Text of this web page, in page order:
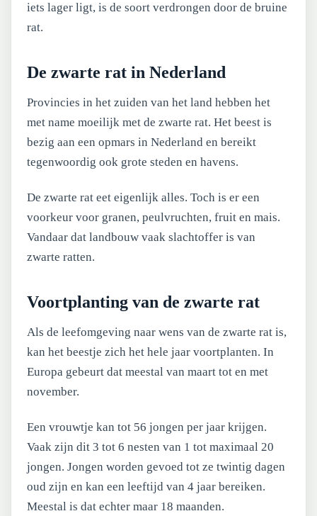
iets lager ligt, is de soort verdrongen door de bruine
rat.
De zwarte rat in Nederland
Provincies in het zuiden van het land hebben het
met name moeilijk met de zwarte rat. Het beest is
bezig aan een opmars in Nederland en bereikt
tegenwoordig ook grote steden en havens.
De zwarte rat eet eigenlijk alles. Toch is er een
voorkeur voor granen, peulvruchten, fruit en mais.
Vandaar dat landbouw vaak slachtoffer is van
zwarte ratten.
Voortplanting van de zwarte rat
Als de leefomgeving naar wens van de zwarte rat is,
kan het beestje zich het hele jaar voortplanten. In
Europa gebeurt dat meestal van maart tot en met
november.
Een vrouwtje kan tot 56 jongen per jaar krijgen.
Vaak zijn dit 3 tot 6 nesten van 1 tot maximaal 20
jongen. Jongen worden gevoed tot ze twintig dagen
oud zijn en kan een leeftijd van 4 jaar bereiken.
Meestal is dat echter maar 18 maanden.